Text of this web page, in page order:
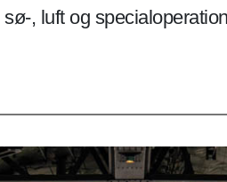
, luft og